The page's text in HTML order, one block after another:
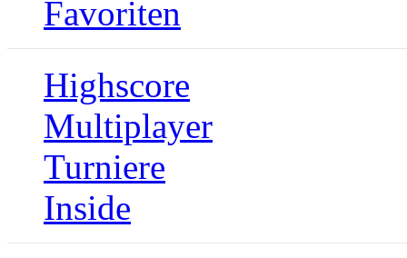
Favoriten
Highscore
Multiplayer
Turniere
Inside